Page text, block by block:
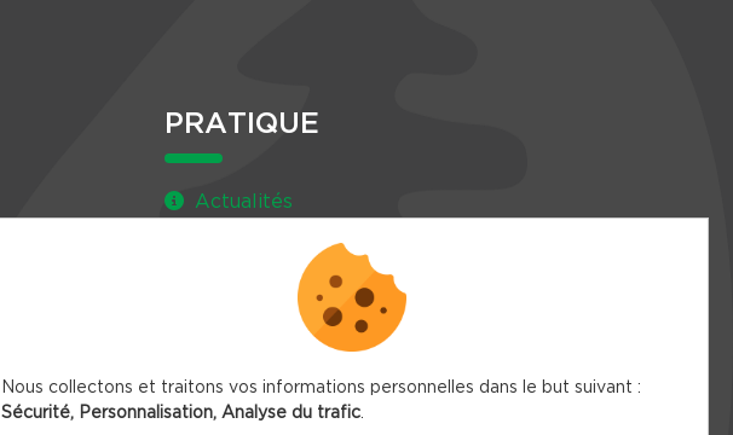
PRATIQUE
Actualités
Newsletter
Nous collectons et traitons vos informations personnelles dans le but suivant :
Sécurité, Personnalisation, Analyse du trafic.